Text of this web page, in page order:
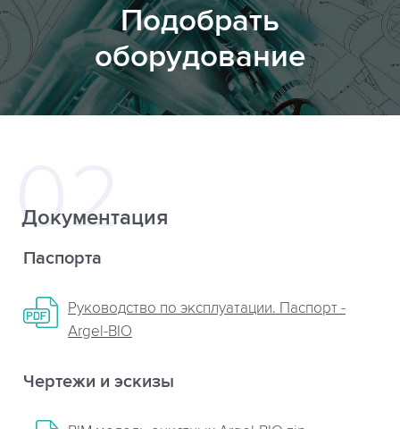
Подобрать
оборудование
Документация
Паспорта
Руководство по эксплуатации. Паспорт -
Argel-BIO
Чертежи и эскизы